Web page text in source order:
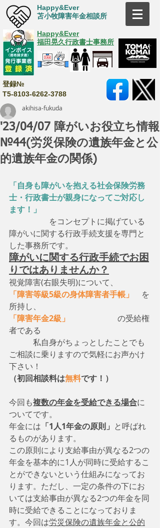
Happy&Ever
苫小牧障害年金相談所
Happy&Ever
福田晃久行政書士事務所
登録№
T5-8103-6262-3788
'23/04/07 障がいお役立ち情報
№44(労災保険の遺族年金と公
的遺族年金の関係)
akihisa-fukuda
「自身も障がいを抱える社会保険労務
士・行政書士が親身になってご対応し
ます！」
をコンセプトに掲げている
障がいに関する行政手続支援を専門と
した事務所です。
障がいに関する行政手続でお困
りではありませんか？
視覚障害(右眼失明)について、
「障害等級5級の身体障害者手帳」
を
所持し、
「障害年金2級」
の受給権
者である
私自身がちょっとしたことでも
ご相談に乗りますので気軽にお声かけ
下さい！
（初回相談料は無料です！）
今回も複数の年金を受給できる場合に
ついてです。
年金には 「1人1年金の原則」 と呼ばれ
るものがあります。
この原則により支給事由が異なる2つの
年金を基本的に1人が同時に受給するこ
とができないという仕組みになってお
ります。ただし、一定の条件の下にお
いては支給事由が異なる2つの年金を同
時に受給できることになっておりま
す。今回は労災保険の遺族年金と公的